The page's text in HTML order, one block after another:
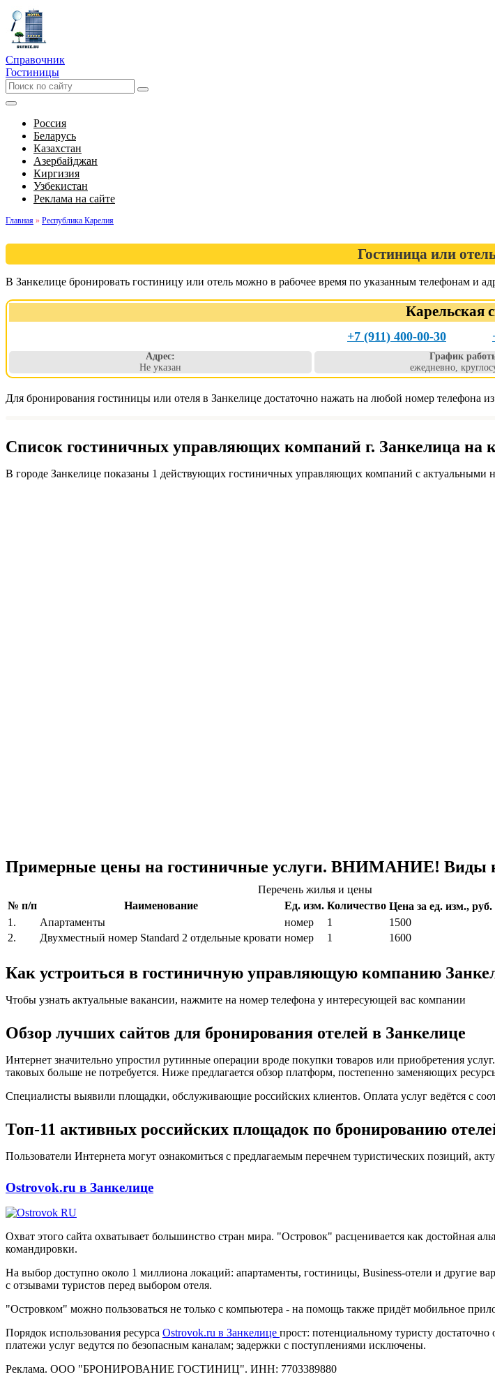
Справочник
Гостиницы
Россия
Беларусь
Казахстан
Азербайджан
Киргизия
Узбекистан
Реклама на сайте
Главная » Республика Карелия
Гостиница или
В Занкелице бронировать гостиницу или отель можно в рабочее время по указанным телефонам и
Карельская
+7 (911) 400-00-30
Адрес:
Не указан
График
ежедневно,
Для бронирования гостиницы или отеля в Занкелице достаточно нажать на любой номер телефона
Список гостиничных управляющих компаний г. Занкелица на
В городе Занкелице показаны 1 действующих гостиничных управляющих компаний с
Примерные цены на гостиничные услуги. ВНИМАНИЕ! Виды
Перечень жилья и цены
№ п/п
Наименование Ед. изм. Количество Цена за ед. изм., руб.
1.
Апартаменты номер 1 1500
2.
Двухместный номер Standard 2 отдельные кровати номер 1 1600
Как устроиться в гостиничную управляющую компанию
Чтобы узнать актуальные вакансии, нажмите на номер телефона у интересующей вас компании
Обзор лучших сайтов для бронирования отелей в Занкелице
Интернет значительно упростил рутинные операции вроде покупки товаров или приобретения
таковых больше не потребуется. Ниже предлагается обзор платформ, постепенно заменяющих
Специалисты выявили площадки, обслуживающие российских клиентов. Оплата услуг ведётся с
Топ-11 активных российских площадок по бронированию
Пользователи Интернета могут ознакомиться с предлагаемым перечнем туристических позиций,
Ostrovok.ru в Занкелице
Охват этого сайта охватывает большинство стран мира. "Островок" расценивается как достойная
командировки.
На выбор доступно около 1 миллиона локаций: апартаменты, гостиницы, Business-отели и другие
с отзывами туристов перед выбором отеля.
"Островком" можно пользоваться не только с компьютера - на помощь также придёт мобильное
Порядок использования ресурса Ostrovok.ru в Занкелице прост: потенциальному туристу
платежи услуг ведутся по безопасным каналам; задержки с поступлениями исключены.
Реклама. ООО "БРОНИРОВАНИЕ ГОСТИНИЦ". ИНН: 7703389880